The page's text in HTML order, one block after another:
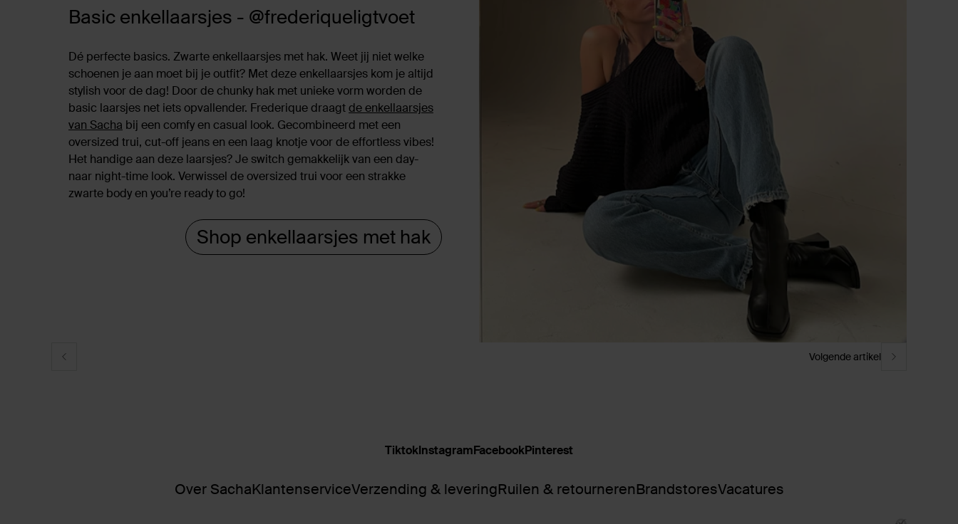
Basic enkellaarsjes - @frederiqueligtvoet
Dé perfecte basics. Zwarte enkellaarsjes met hak. Weet jij niet welke
schoenen je aan moet bij je outfit? Met deze enkellaarsjes kom je altijd
stylish voor de dag! Door de chunky hak met unieke vorm worden de
basic laarsjes net iets opvallender. Frederique draagtde enkellaarsjes
van Sacha bij een comfy en casual look. Gecombineerd met een
oversized trui, cut-off jeans en een laag knotje voor de effortless vibes!
Het handige aan deze laarsjes? Je switch gemakkelijk van een day-
naar night-time look. Verwissel de oversized trui voor een strakke
zwarte body en you’re ready to go!
Shop enkellaarsjes met hak
Volgende artikel
Over SachaKlantenserviceVerzending & leveringRuilen & retournerenBrandstoresVacatures
TiktokInstagramFacebookPinterest